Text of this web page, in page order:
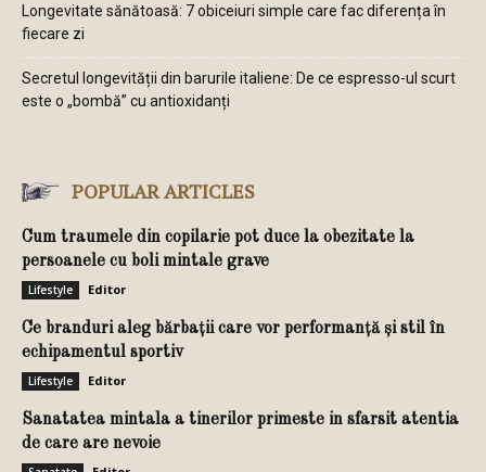
Longevitate sănătoasă: 7 obiceiuri simple care fac diferența în
fiecare zi
Secretul longevității din barurile italiene: De ce espresso-ul scurt
este o „bombă” cu antioxidanți
POPULAR ARTICLES
Cum traumele din copilarie pot duce la obezitate la
persoanele cu boli mintale grave
Lifestyle Editor
Ce branduri aleg bărbații care vor performanță și stil în
echipamentul sportiv
Lifestyle Editor
Sanatatea mintala a tinerilor primeste in sfarsit atentia
de care are nevoie